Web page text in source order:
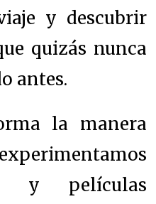
y descubrir
quizás nunca
antes.
la manera
y películas